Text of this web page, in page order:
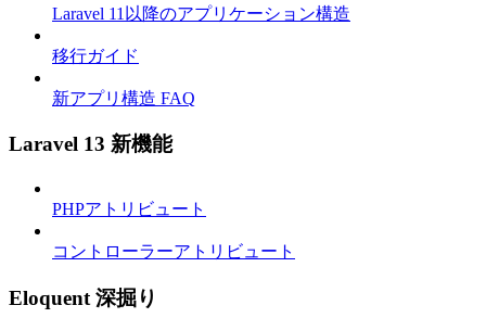
Laravel 11以降のアプリケーション構造
移行ガイド
新アプリ構造 FAQ
Laravel 13 新機能
PHPアトリビュート
コントローラーアトリビュート
Eloquent 深掘り